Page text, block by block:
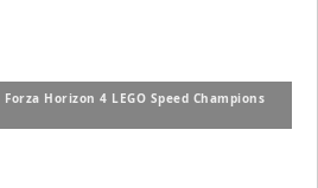
Horizon 4 LEGO Speed Champions